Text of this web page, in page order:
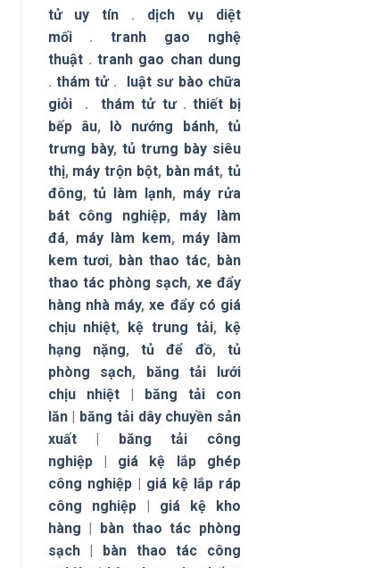
tử uy tín . dịch vụ diệt
mối.tranh gao nghệ
thuật.tranh gao chan dung
. thám tử.
luật sư bào chữa
giỏi.thám tử tư. thiết bị
bếp âu, lò nướng bánh,tủ
trưng bày, tủ trưng bày siêu
thị, máy trộn bột, bàn mát, tủ
đông,tủ làm lạnh, máy rửa
bát công nghiệp, máy làm
đá, máy làm kem, máy làm
kem tươi, bàn thao tác, bàn
thao tác phòng sạch, xe đẩy
hàng nhà máy,xe đẩy có giá
chịu nhiệt, kệ trung tải,
kệ
hạng nặng,tủ để đồ,tủ
phòng sạch,
băng tải lưới
chịu nhiệt|
băng tải con
lăn|
băng tải dây chuyền sản
xuất|
băng tải công
nghiệp| giá kệ lắp ghép
công nghiệp| giá kệ lắp ráp
công nghiệp| giá kệ kho
hàng
bàn thao tác phòng
sạch|
bàn thao tác công